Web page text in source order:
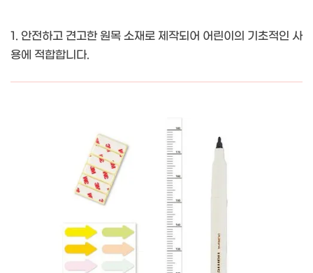
1. 안전하고 견고한 원목 소재로 제작되어 어린이의 기초적인 사
용에 적합합니다.